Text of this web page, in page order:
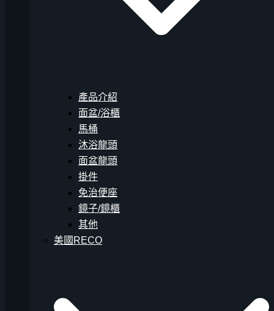
產品介紹
面盆/浴櫃
馬桶
沐浴龍頭
面盆龍頭
掛件
免治便座
鏡子/鏡櫃
其他
美國RECO